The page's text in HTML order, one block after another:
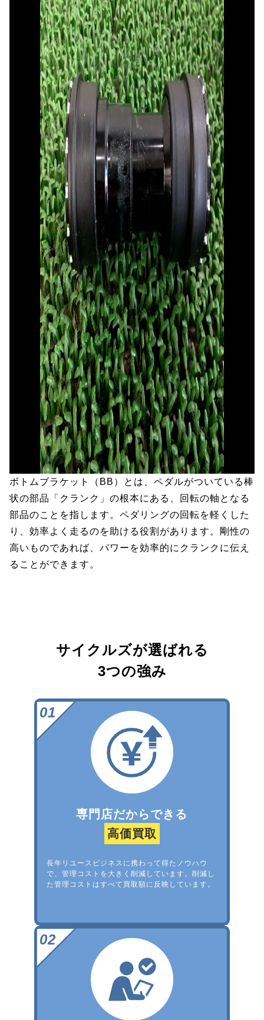
ボトムブラケット（BB）とは、ペダルがついている棒
状の部品「クランク」の根本にある、回転の軸となる
部品のことを指します。ペダリングの回転を軽くした
り、効率よく走るのを助ける役割があります。剛性の
高いものであれば、パワーを効率的にクランクに伝え
ることができます。
サイクルズが選ばれる
3つの強み
専門店だからできる
高価買取
長年リユースビジネスに携わって得たノウハウ
で、管理コストを大きく削減しています。削減し
た管理コストはすべて買取額に反映しています。